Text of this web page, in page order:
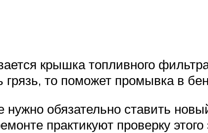
крышка топливного
то поможет промывка в
обязательно ставить
практикуют проверку